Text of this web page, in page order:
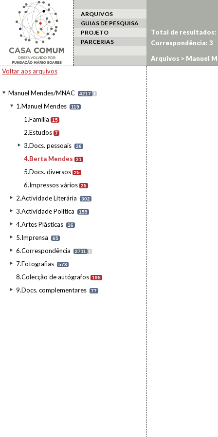
ARQUIVOS
GUIAS DE PESQUISA
PROJETO
PARCERIAS
Voltar aos arquivos
Manuel Mendes/MNAC 4217 I
1.Manuel Mendes 119
1.Família 15
2.Estudos 7
3.Docs. pessoais 26
4.Berta Mendes 21
5.Docs. diversos 25
6.Impressos vários 25
2.Actividade Literária 302
3.Actividade Política 159
4.Artes Plásticas 16
5.Imprensa 65
6.Correspondência 2711 I
7.Fotografias 573
8.Colecção de autógrafos 195
9.Docs. complementares 77
Total de resultados:
Correspondência: 3
Arquivos > Manuel